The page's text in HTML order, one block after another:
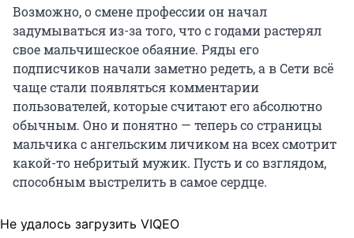
Возможно, о смене профессии он начал
задумываться из-за того, что с годами растерял
свое мальчишеское обаяние. Ряды его
подписчиков начали заметно редеть, а в Сети всё
чаще стали появляться комментарии
пользователей, которые считают его абсолютно
обычным. Оно и понятно — теперь со страницы
мальчика с ангельским личиком на всех смотрит
какой-то небритый мужик. Пусть и со взглядом,
способным выстрелить в самое сердце.
Не удалось загрузить VIQEO